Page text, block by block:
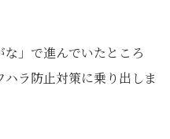
」で進んでいたところ
ラ防止対策に乗り出しま